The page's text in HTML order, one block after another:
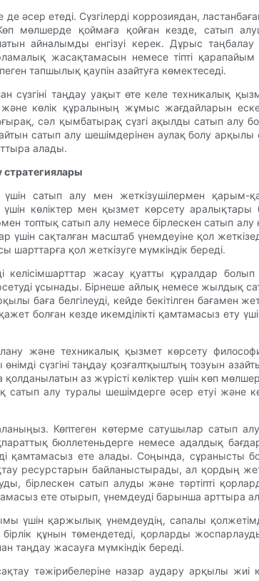
де әсер етеді. Сүзгілерді коррозиядан,
мөлшерде қоймаға қойған кезде, сатып
айналымды енгізуі керек. Дұрыс
жасақтамасын немесе тіпті қарапайым
тапшылық қаупін азайтуға көмектеседі.
таңдау уақыт өте келе техникалық
және көлік құралының жұмыс жағдайларын
сәл қымбатырақ сүзгі ақылды сатып алу
сатып алу шешімдерінен аулақ болу
алады.
стратегиялары
сатып алу мен жеткізушілермен қарым-
көліктер мен қызмет көрсету
топтық сатып алу немесе бірлескен сатып алу
үшін сақталған масштаб үнемдеуіне қол
қол жеткізуге мүмкіндік береді.
келісімшарттар жасау қуатты құралдар
ұсынады. Бірнеше айлық немесе жылдық
баға белгілеуді, кейде бекітілген бағамен
болған кезде икемділікті қамтамасыз ету
және техникалық қызмет көрсету
сүзгіні таңдау қозғалтқыштың тозуын
аз жүрісті көліктер үшін көп
алу туралы шешімдерге әсер етуі және
Көптеген көтерме сатушылар сатып
бюллетеньдерге немесе адалдық
қамтамасыз ете алады. Соңында,
ресурстарын байланыстырады, ал қордың
бірлескен сатып алуды және тәртіпті
ете отырып, үнемдеуді барынша арттыра
үшін қаржылық үнемдеудің, сапалы
құнын төмендетеді, қорларды
таңдау жасауға мүмкіндік береді.
тәжірибелеріне назар аудару арқылы жиі